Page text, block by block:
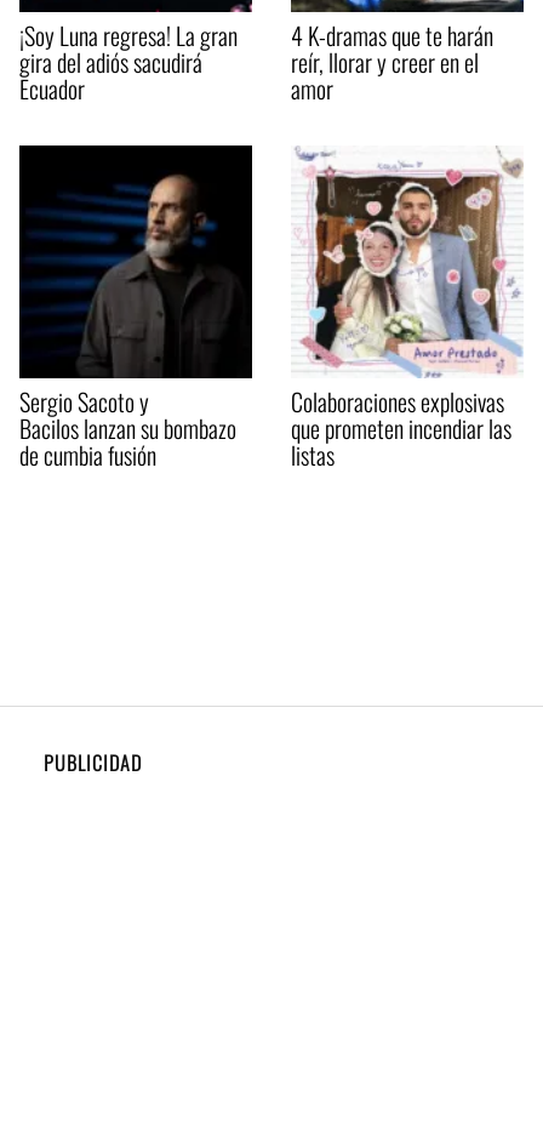
¡Soy Luna regresa! La gran
gira del adiós sacudirá
Ecuador
4 K-dramas que te harán
reír, llorar y creer en el
amor
Sergio Sacoto y
Bacilos lanzan su bombazo
de cumbia fusión
Colaboraciones explosivas
que prometen incendiar las
listas
PUBLICIDAD